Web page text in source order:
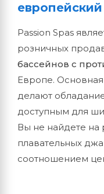
Passion Spas
розничных
бассейнов с
Европе. Основная
делают
доступным для
Вы не найдете на
плавательных
соотношением